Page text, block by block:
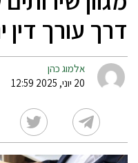
דרך עורך דין
אלמוג כהן
20 יוני, 2025 12:59